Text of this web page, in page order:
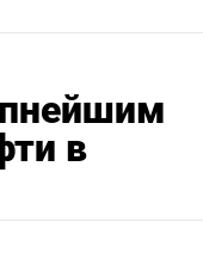
в